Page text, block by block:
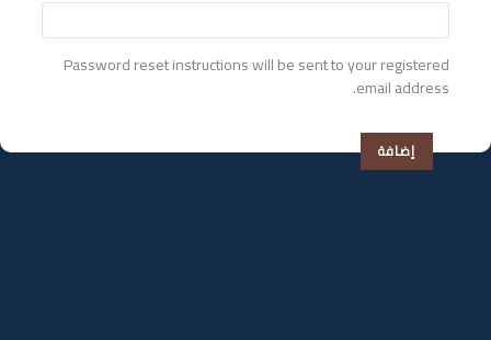
Password reset instructions will be sent to your registered
email address.